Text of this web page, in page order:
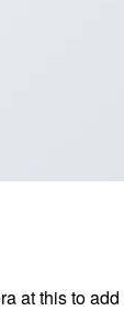
at this to